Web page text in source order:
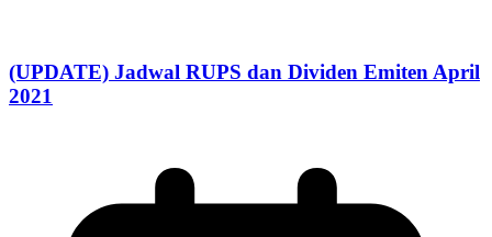
(UPDATE) Jadwal RUPS dan Dividen Emiten April
2021